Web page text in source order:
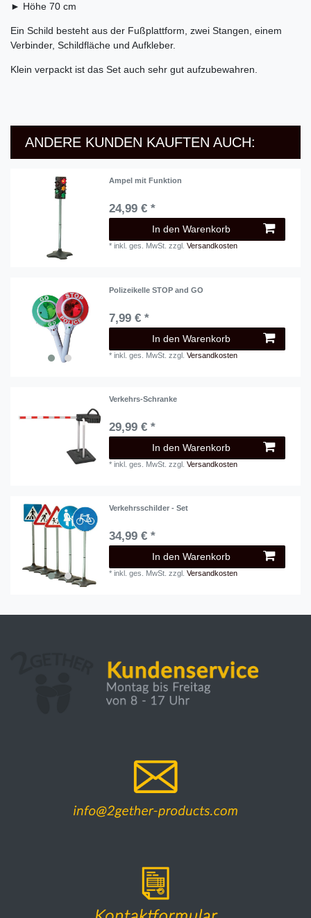
► Höhe 70 cm
Ein Schild besteht aus der Fußplattform, zwei Stangen, einem
Verbinder, Schildfläche und Aufkleber.
Klein verpackt ist das Set auch sehr gut aufzubewahren.
ANDERE KUNDEN KAUFTEN AUCH:
Ampel mit Funktion
24,99 € *
In den Warenkorb
*inkl. ges. MwSt. zzgl.Versandkosten
Polizeikelle STOP and GO
7,99 € *
In den Warenkorb
*inkl. ges. MwSt. zzgl.Versandkosten
Verkehrs-Schranke
29,99 € *
In den Warenkorb
*inkl. ges. MwSt. zzgl.Versandkosten
Verkehrsschilder - Set
34,99 € *
In den Warenkorb
*inkl. ges. MwSt. zzgl.Versandkosten